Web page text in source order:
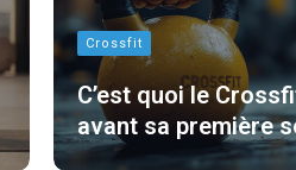
Crossfit
C’est quoi le
avant sa première